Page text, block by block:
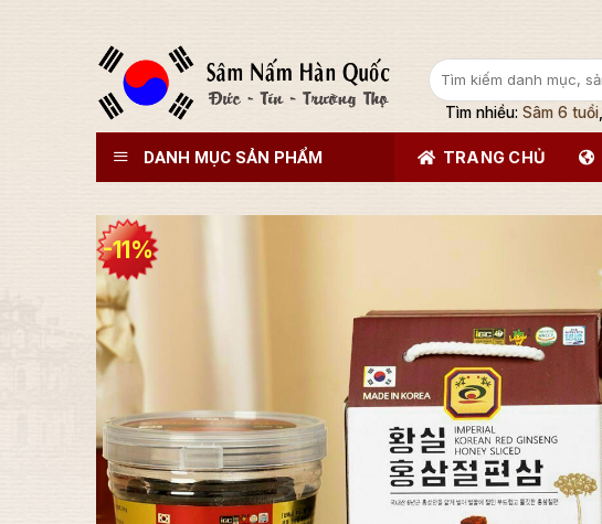
Tìm
kiếm:
Tìm nhiều: Sâm 6 tuổi
DANH MỤC SẢN PHẨM TRANG CHỦ
-11%